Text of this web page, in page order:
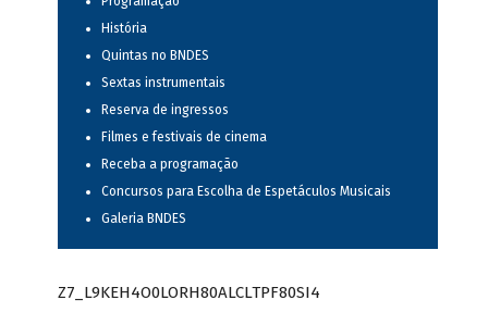
História
Quintas no BNDES
Sextas instrumentais
Reserva de ingressos
Filmes e festivais de cinema
Receba a programação
Concursos para Escolha de Espetáculos Musicais
Galeria BNDES
Z7_L9KEH4O0LORH80ALCLTPF80SI4